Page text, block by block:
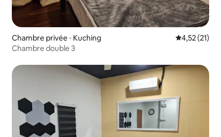
Chambre privée ⋅ Kuching Évaluation
4,52 (21)
Chambre double 3